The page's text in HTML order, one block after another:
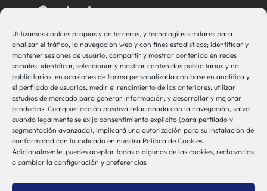
Utilizamos cookies propias y de terceros, y tecnologías similares para
analizar el tráfico, la navegación web y con fines estadísticos; identificar y
mantener sesiones de usuario; compartir y mostrar contenido en redes
sociales; identificar, seleccionar y mostrar contenidos publicitarios y no
publicitarios, en ocasiones de forma personalizada con base en analítica y
el perfilado de usuarios; medir el rendimiento de los anteriores; utilizar
estudios de mercado para generar información; y desarrollar y mejorar
productos. Cualquier acción positiva relacionada con la navegación, salvo
cuando legalmente se exija consentimiento explícito (para perfilado y
segmentación avanzada), implicará una autorización para su instalación de
conformidad con lo indicado en nuestra Política de Cookies.
Adicionalmente, puedes aceptar todas o algunas de las cookies, rechazarlas
o cambiar la configuración y preferencias
Contacto
bio-sistemak@bio-sistemak.eus
944 00 77 90
Otros Enlaces
Osakidetza